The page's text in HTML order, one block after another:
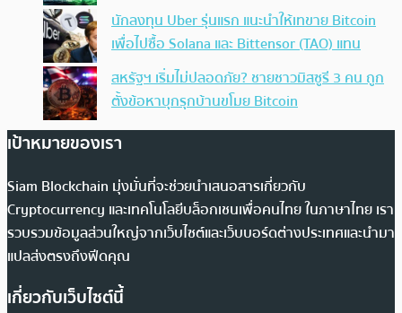
นักลงทุน Uber รุ่นแรก แนะนำให้เทขาย Bitcoin
เพื่อไปซื้อ Solana และ Bittensor (TAO) แทน
สหรัฐฯ เริ่มไม่ปลอดภัย? ชายชาวมิสซูรี 3 คน ถูก
ตั้งข้อหาบุกรุกบ้านขโมย Bitcoin
เป้าหมายของเรา
Siam Blockchain มุ่งมั่นที่จะช่วยนำเสนอสารเกี่ยวกับ
Cryptocurrency และเทคโนโลยีบล็อกเชนเพื่อคนไทย ในภาษาไทย เรา
รวบรวมข้อมูลส่วนใหญ่จากเว็บไซต์และเว็บบอร์ดต่างประเทศและนำมา
แปลส่งตรงถึงฟีดคุณ
เกี่ยวกับเว็บไซต์นี้